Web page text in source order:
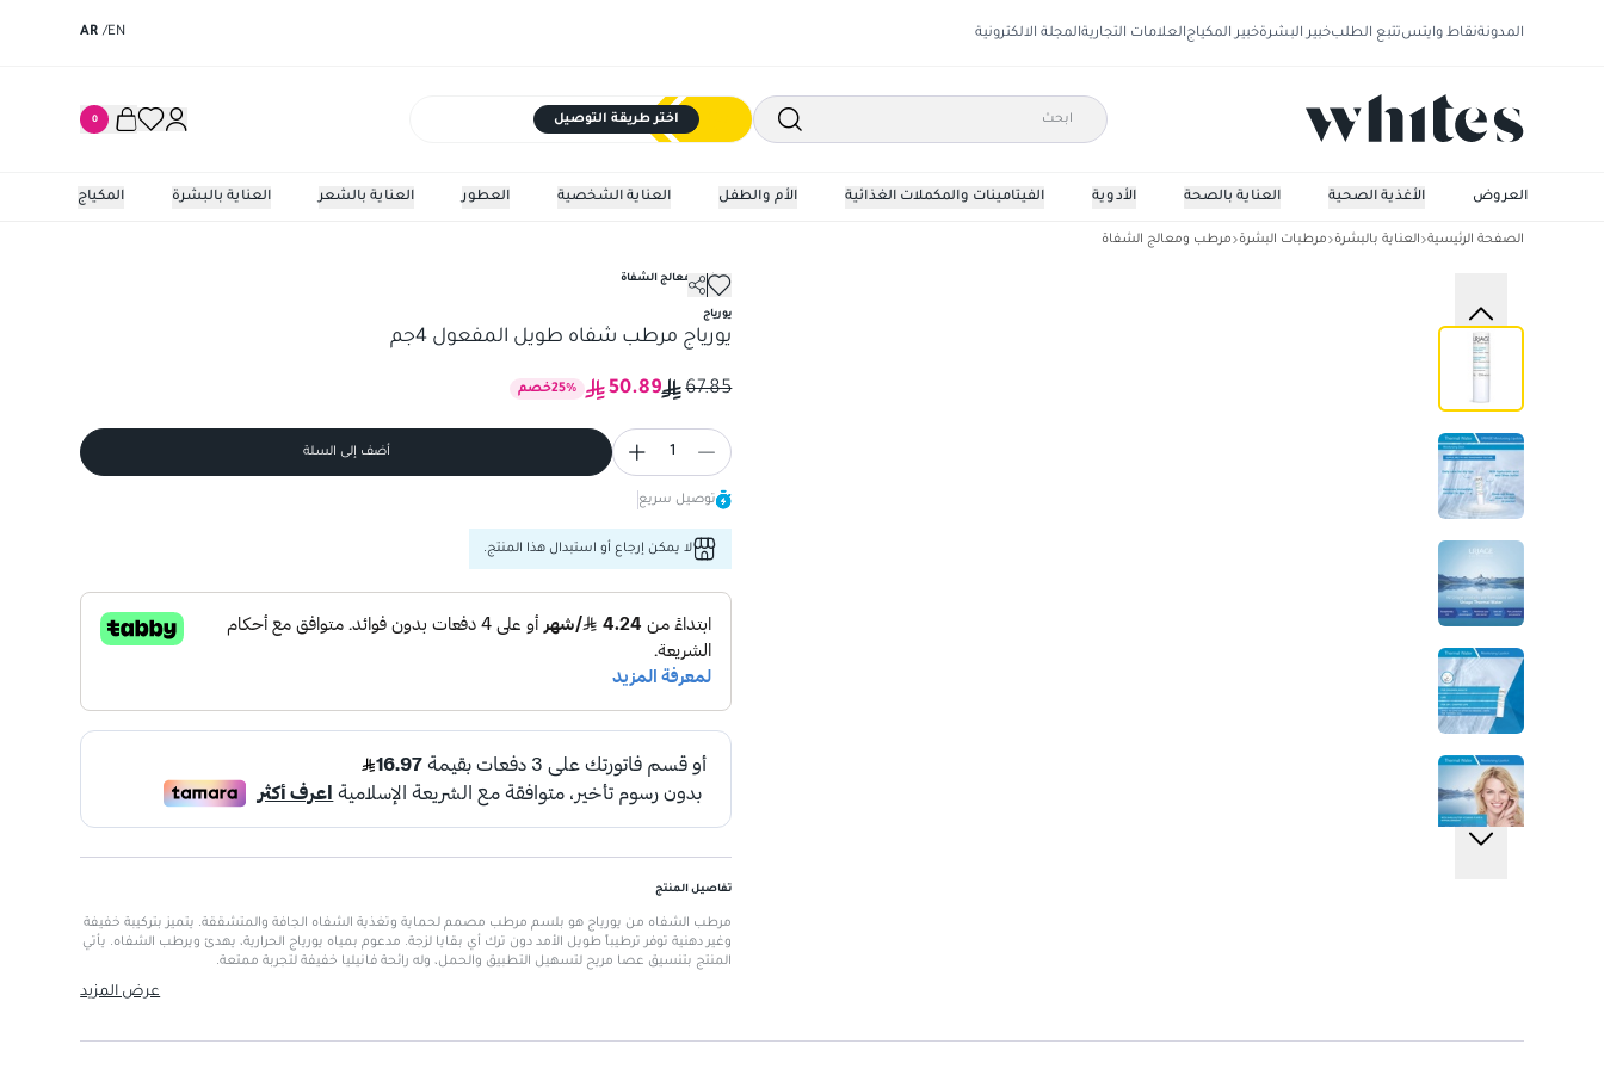
المدونةنقاط وايتستتبع الطلبخبير البشرةخبير المكياجالعلامات التجاريةالمجلة الالكترونية EN
/
AR
اختر طريقة التوصيل 0
المكياج العناية بالبشرة العناية بالشعر العطور العناية الشخصية الأم والطفل الفيتامينات والمكملات الغذائية الأدوية العناية بالصحة الأغذية الصحية العروض
الصفحة الرئيسية العناية بالبشرة مرطبات البشرة مرطب ومعالج الشفاة
يورياج مرطب شفاه طويل المفعول 4جم
مرطب ومعالج الشفاة
يورياج
يورياج مرطب شفاه طويل المفعول 4جم
67.85
50.89
25% خصم
1 أضف إلى السلة
توصيل سريع
لا يمكن إرجاع أو استبدال هذا المنتج.
تفاصيل المنتج
مرطب الشفاه من يورياج هو بلسم مرطب مصمم لحماية وتغذية الشفاه الجافة والمتشققة. يتميز بتركيبة خفيفة
وغير دهنية توفر ترطيباً طويل الأمد دون ترك أي بقايا لزجة. مدعوم بمياه يورياج الحرارية، يهدئ ويرطب الشفاه. يأتي
المنتج بتنسيق عصا مريح لتسهيل التطبيق والحمل، وله رائحة فانيليا خفيفة لتجربة ممتعة.
تركيبة خفيفة: توفر شعوراً مريحاً دون ثقل.
عرض المزيد